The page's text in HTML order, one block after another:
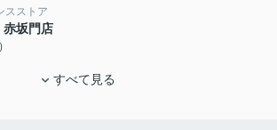
スストア
坂門店
すべて見る